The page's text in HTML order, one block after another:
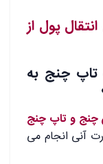
پول از
تاپ چنج به
چنج و تاپ چنج
آنی انجام می